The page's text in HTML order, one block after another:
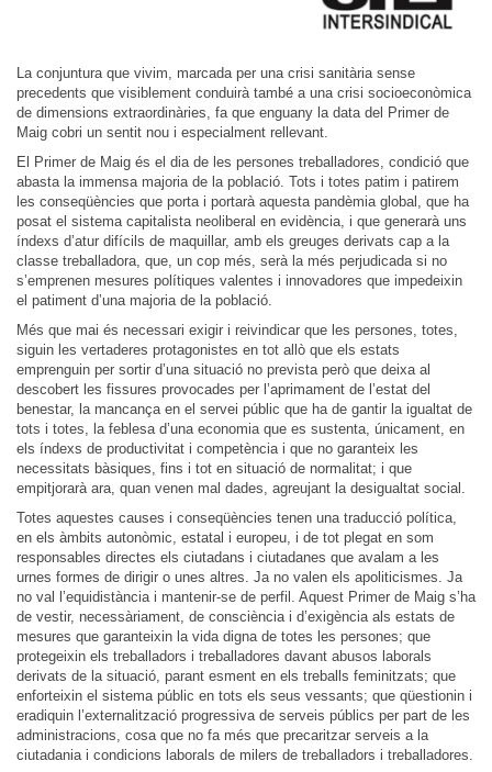
La conjuntura que vivim, marcada per una crisi sanitària sense
precedents que visiblement conduirà també a una crisi socioeconòmica
de dimensions extraordinàries, fa que enguany la data del Primer de
Maig cobri un sentit nou i especialment rellevant.
El Primer de Maig és el dia de les persones treballadores, condició que
abasta la immensa majoria de la població. Tots i totes patim i patirem
les conseqüències que porta i portarà aquesta pandèmia global, que ha
posat el sistema capitalista neoliberal en evidència, i que generarà uns
índexs d’atur difícils de maquillar, amb els greuges derivats cap a la
classe treballadora, que, un cop més, serà la més perjudicada si no
s’emprenen mesures polítiques valentes i innovadores que impedeixin
el patiment d’una majoria de la població.
Més que mai és necessari exigir i reivindicar que les persones, totes,
siguin les vertaderes protagonistes en tot allò que els estats
emprenguin per sortir d’una situació no prevista però que deixa al
descobert les fissures provocades per l’aprimament de l’estat del
benestar, la mancança en el servei públic que ha de gantir la igualtat de
tots i totes, la feblesa d’una economia que es sustenta, únicament, en
els índexs de productivitat i competència i que no garanteix les
necessitats bàsiques, fins i tot en situació de normalitat; i que
empitjorarà ara, quan venen mal dades, agreujant la desigualtat social.
Totes aquestes causes i conseqüències tenen una traducció política,
en els àmbits autonòmic, estatal i europeu, i de tot plegat en som
responsables directes els ciutadans i ciutadanes que avalam a les
urnes formes de dirigir o unes altres. Ja no valen els apoliticismes. Ja
no val l’equidistància i mantenir-se de perfil. Aquest Primer de Maig s’ha
de vestir, necessàriament, de consciència i d’exigència als estats de
mesures que garanteixin la vida digna de totes les persones; que
protegeixin els treballadors i treballadores davant abusos laborals
derivats de la situació, parant esment en els treballs feminitzats; que
enforteixin el sistema públic en tots els seus vessants; que qüestionin i
eradiquin l’externalització progressiva de serveis públics per part de les
administracions, cosa que no fa més que precaritzar serveis a la
ciutadania i condicions laborals de milers de treballadors i treballadores.